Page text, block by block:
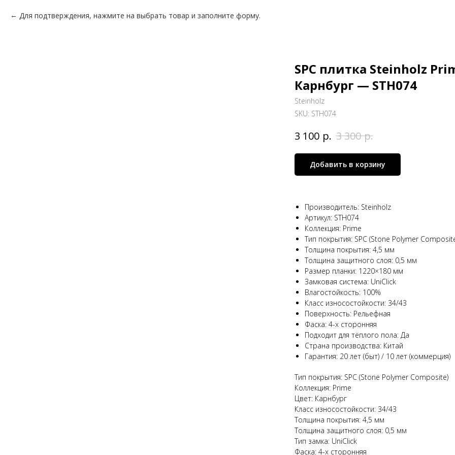
Для подтверждения, нажмите на выбрать товар и заполните форму.
SPC плитка Steinholz
Карнбург — STH074
Steinholz
SKU: STH074
3 100 р. 3 300 р.
Добавить в корзину
Производитель: Steinholz
Артикул: STH074
Коллекция: Prime
Тип покрытия: SPC (Stone Polymer
Толщина покрытия: 4,5 мм
Толщина защитного слоя: 0,5 мм
Размер планки: 1220×180 мм
Замковая система: UniClick
Влагостойкость: 100%
Класс износостойкости: 34/43
Поверхность: Рельефная
Фаска: 4-х сторонняя
Подходит для тёплого пола: Да
Страна производства: Китай
Гарантия: 20 лет (быт) / 10 лет (коммерция)
Тип покрытия: SPC (Stone Polymer Composite)
Коллекция: Prime
Цвет: Карнбург
Класс износостойкости: 34/43
Толщина покрытия: 4,5 мм
Толщина защитного слоя: 0,5 мм
Тип замка: UniClick
Фаска: 4-х сторонняя